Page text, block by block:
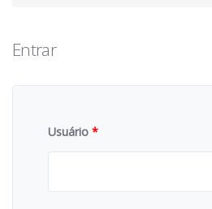
Entrar
Usuário *